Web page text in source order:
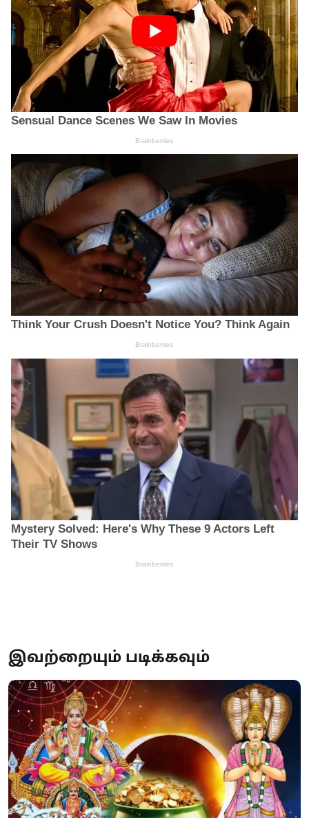
இவற்றையும் படிக்கவும்